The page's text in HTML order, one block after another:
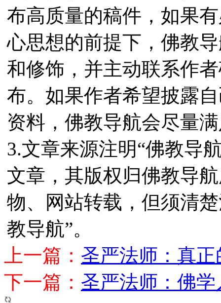
布高质量的稿件，如果
心思想的前提下，佛教
和修饰，并主动联系作
布。如果作者希望披露
资料，佛教导航会尽量
3.文章来源注明“佛教导
文章，其版权归佛教导
物、网站转载，但须清
教导航”。
上一篇： 圣严法师：真
下一篇： 圣严法师：佛